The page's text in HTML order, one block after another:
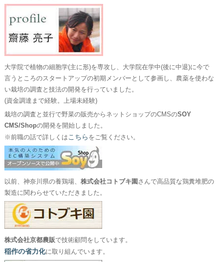
大学院で植物の細胞学(主に形)を専攻し、大学院在学中(後に中退)に今で
言うところのスタートアップの初期メンバーとして参画し、農薬を使わな
い栽培の調査と技法の開発を行っていました。
(資金調達まで経験。上場未経験)
栽培の調査と並行で野菜の販売からネットショップのCMSのSOY
CMS/Shopの開発を開始しました。
※前職の話で詳しくは こちら をご覧ください。
以前、神奈川県の養鶏場、 株式会社コトブキ園 さんで高品質な鶏糞堆肥の
製造に関わらせていただきました。
株式会社京都農販で技術顧問をしています。
稲作の省力化に取り組んでいます。